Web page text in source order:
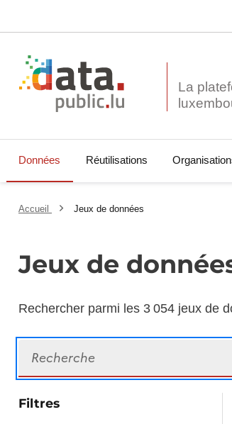
La
Données Réutilisations
Accueil Jeux de données
Jeux de
Rechercher parmi les 3 054 jeux de
Filtres